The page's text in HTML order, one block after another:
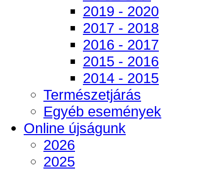
2019 - 2020
2017 - 2018
2016 - 2017
2015 - 2016
2014 - 2015
Természetjárás
Egyéb események
Online újságunk
2026
2025